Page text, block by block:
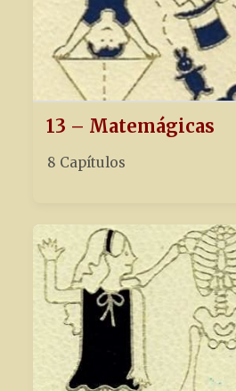
13 – Matemágicas
8 Capítulos